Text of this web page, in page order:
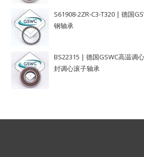
S61908-2ZR-C3-T320 | 德国
钢轴承
BS22315 | 德国GSWC高温调
封调心滚子轴承